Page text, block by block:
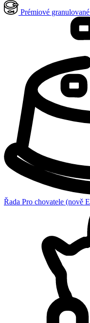
Prémiové
Řada Pro chovatele (nově